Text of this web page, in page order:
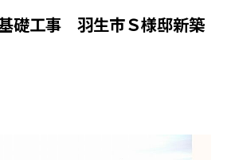
礎工事 羽生市Ｓ様邸新築